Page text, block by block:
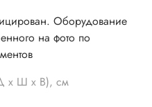
Оборудование
на фото по
х Ш х В), см